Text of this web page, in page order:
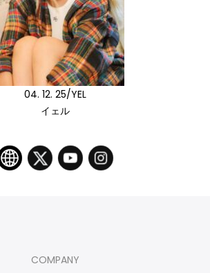
04. 12. 25/YEL
イェル
COMPANY